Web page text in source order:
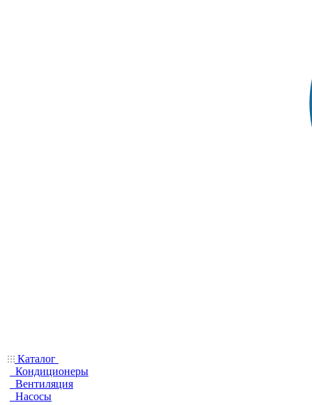
Каталог
Кондиционеры
Вентиляция
Насосы